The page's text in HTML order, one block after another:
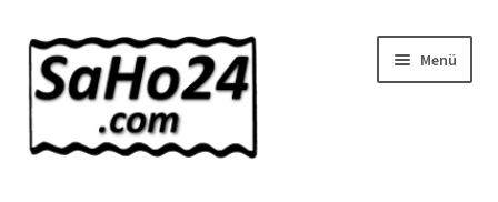
Zur
Navigation
springen
Zum
Inhalt
springen
Menü